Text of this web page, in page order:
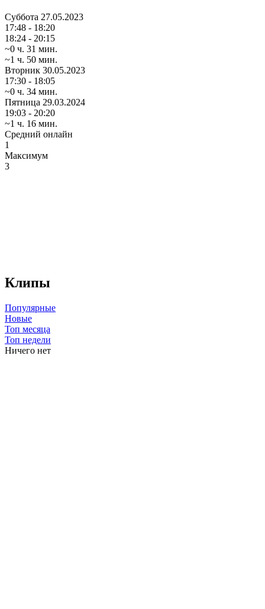
Суббота 27.05.2023
17:48 - 18:20
18:24 - 20:15
~0 ч. 31 мин.
~1 ч. 50 мин.
Вторник 30.05.2023
17:30 - 18:05
~0 ч. 34 мин.
Пятница 29.03.2024
19:03 - 20:20
~1 ч. 16 мин.
Средний онлайн
1
Максимум
3
Клипы
Популярные
Новые
Топ месяца
Топ недели
Ничего нет